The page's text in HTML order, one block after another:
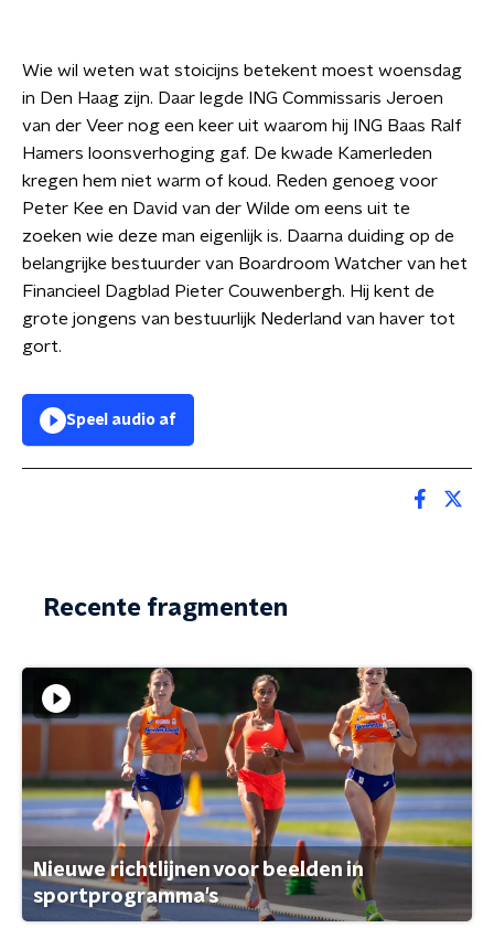
Wie wil weten wat stoicijns betekent moest woensdag
in Den Haag zijn. Daar legde ING Commissaris Jeroen
van der Veer nog een keer uit waarom hij ING Baas Ralf
Hamers loonsverhoging gaf. De kwade Kamerleden
kregen hem niet warm of koud. Reden genoeg voor
Peter Kee en David van der Wilde om eens uit te
zoeken wie deze man eigenlijk is. Daarna duiding op de
belangrijke bestuurder van Boardroom Watcher van het
Financieel Dagblad Pieter Couwenbergh. Hij kent de
grote jongens van bestuurlijk Nederland van haver tot
gort.
Speel audio af
Recente fragmenten
Nieuwe richtlijnen voor beelden in
sportprogramma's